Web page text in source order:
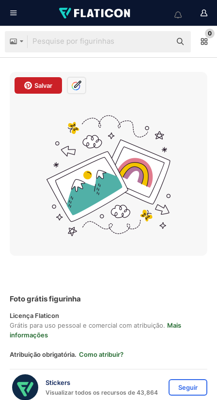
0
Salvar
Foto grátis figurinha
Licença Flaticon
Grátis para uso pessoal e comercial com atribuição. Mais
informações
Atribuição obrigatória. Como atribuir?
Stickers
Visualizar todos os recursos de 43,864
Seguir